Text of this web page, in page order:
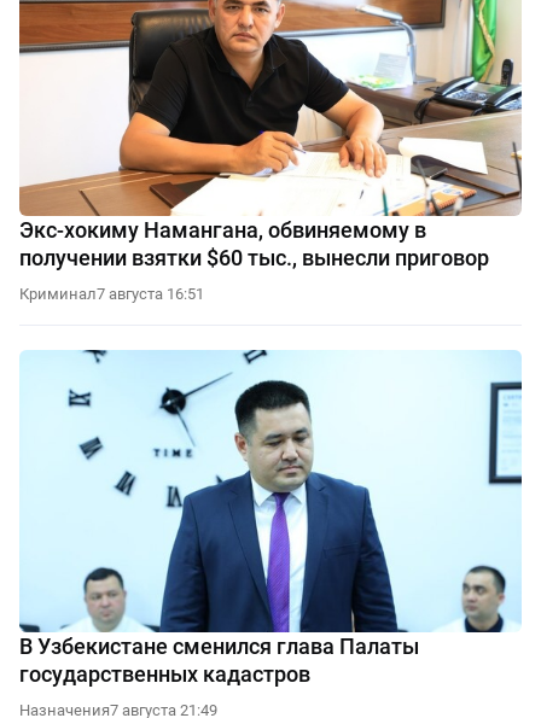
Экс-хокиму Намангана, обвиняемому в
получении взятки $60 тыс., вынесли приговор
Криминал7 августа 16:51
В Узбекистане сменился глава Палаты
государственных кадастров
Назначения7 августа 21:49